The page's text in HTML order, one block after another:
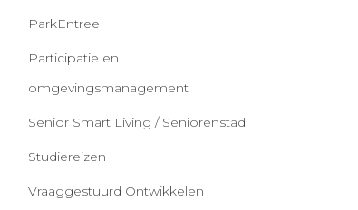
ParkEntree
Participatie en
omgevingsmanagement
Senior Smart Living / Seniorenstad
Studiereizen
Vraaggestuurd Ontwikkelen